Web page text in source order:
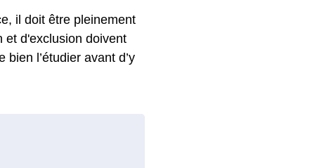
il doit être pleinement
et d'exclusion doivent
l’étudier avant d’y